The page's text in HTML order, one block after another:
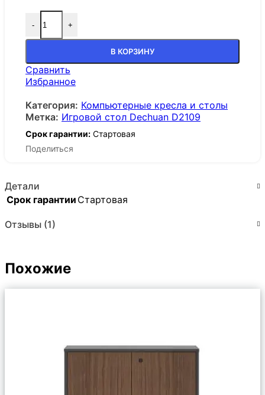
- +
В КОРЗИНУ
Сравнить
Избранное
Категория: Компьютерные кресла и столы
Метка: Игровой стол Dechuan D2109
Срок гарантии: Стартовая
Поделиться
Детали
Срок гарантии Стартовая
Отзывы (1)
Похожие